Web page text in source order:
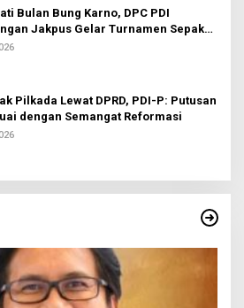
Bulan Bung Karno, DPC PDI
Jakpus Gelar Turnamen Sepak
Pilkada Lewat DPRD, PDI-P: Putusan
dengan Semangat Reformasi